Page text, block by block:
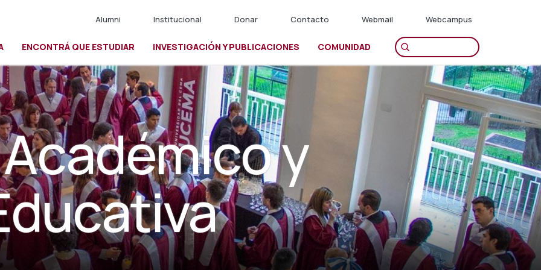
Alumni Institucional Donar Contacto Webmail Webcampus
ENCONTRÁ QUE ESTUDIAR INVESTIGACIÓN Y PUBLICACIONES COMUNIDAD
y